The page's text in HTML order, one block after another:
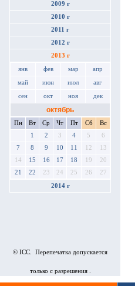
2009 г
2010 г
2011 г
2012 г
2013 г
янв фев мар апр
май июн июл авг
сен окт ноя дек
октябрь
Пн Вт Ср Чт Пт Сб
Вс
1
2 3 4 5
6
7
8 9 10 11 12
13
14
15 16 17 18 19
20
21
22 23 24 25 26 27
2014 г
© ICC. Перепечатка допускается
только с разрешения .